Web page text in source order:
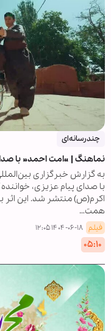
چندرسانه‌ای
نماهنگ | «امت احمد» با
به گزارش خبرگزاری
با صدای پیام عزیزی، خواننده
اکرم(ص) منتشر شد. این اثر
همت…
فیلم ۱۴۰۴-۰۶-۱۸ ۱۲:۰۵
۰۵:۱۰